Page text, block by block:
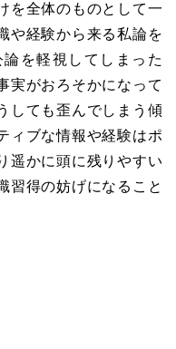
を全体のものとして一
や経験から来る私論を
を軽視してしまった
実がおろそかになって
しても歪んでしまう傾
ィブな情報や経験はポ
遥かに頭に残りやすい
習得の妨げになること